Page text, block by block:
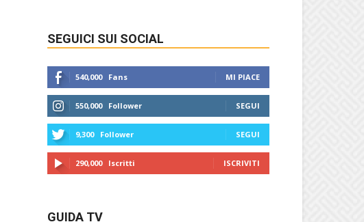
SEGUICI SUI SOCIAL
540,000 Fans MI PIACE
550,000 Follower SEGUI
9,300 Follower SEGUI
290,000 Iscritti ISCRIVITI
GUIDA TV